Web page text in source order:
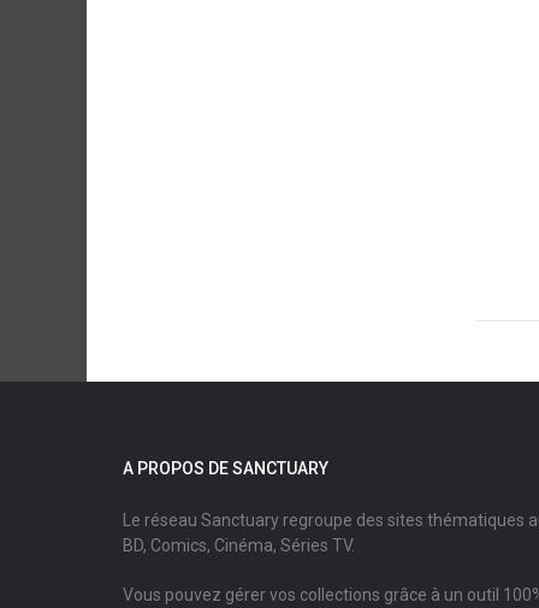
A PROPOS DE SANCTUARY
Le réseau Sanctuary regroupe des sites thématiques
BD, Comics, Cinéma, Séries TV.
Vous pouvez gérer vos collections grâce à un outil